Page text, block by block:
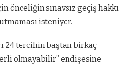
önceliğin sınavsız geçiş hakkı
isteniyor.
24 tercihin baştan birkaç
olmayabilir” endişesine